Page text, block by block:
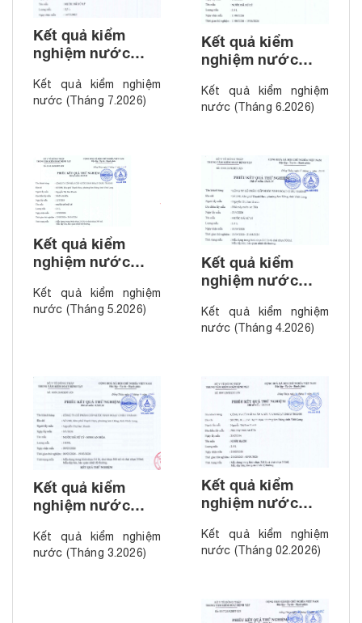
Kết quả kiểm
nghiệm nước
Kết quả kiểm nghiệm
nước (Tháng 7.2026)
Kết quả kiểm
nghiệm nước
Kết quả kiểm nghiệm
nước (Tháng 6.2026)
Kết quả kiểm
nghiệm nước
Kết quả kiểm nghiệm
nước (Tháng 5.2026)
Kết quả kiểm
nghiệm nước
Kết quả kiểm nghiệm
nước (Tháng 4.2026)
Kết quả kiểm
nghiệm nước
Kết quả kiểm nghiệm
nước (Tháng 3.2026)
Kết quả kiểm
nghiệm nước
Kết quả kiểm nghiệm
nước (Tháng 02.2026)